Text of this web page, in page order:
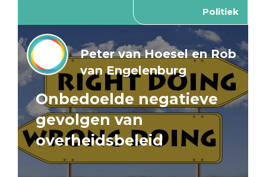
Politiek
Peter van Hoesel en Rob
van Engelenburg
Onbedoelde negatieve
gevolgen van
overheidsbeleid